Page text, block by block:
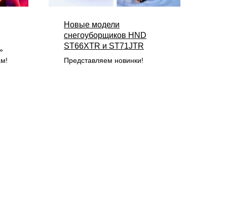
Новые модели
снегоуборщиков HND
ST66XTR и ST71JTR
Представляем новинки!